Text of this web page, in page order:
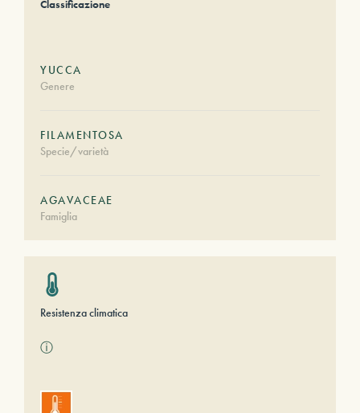
Classificazione
YUCCA
Genere
FILAMENTOSA
Specie/varietà
AGAVACEAE
Famiglia
Resistenza climatica
ⓘ